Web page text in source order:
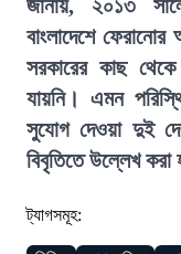
জানায়, ২০১৩
বাংলাদেশে
সরকারের কাছ
যায়নি। এমন
সুযোগ দেওয়া দুই
বিবৃতিতে উল্লেখ করা
ট্যাগসমূহ: